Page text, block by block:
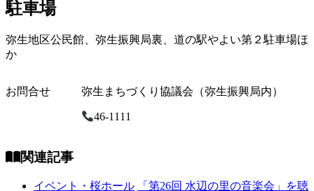
駐車場
弥生地区公民館、弥生振興局裏、道の駅やよい第２駐車場ほ
か
お問合せ 弥生まちづくり協議会（弥生振興局内）
46-1111
関連記事
イベント・桜ホール
「第26回 水辺の里の音楽会」を聴